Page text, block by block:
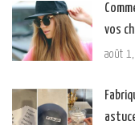
vos
août